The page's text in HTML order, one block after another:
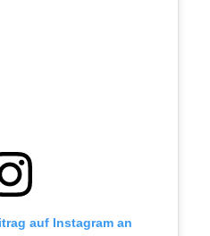
auf Instagram an